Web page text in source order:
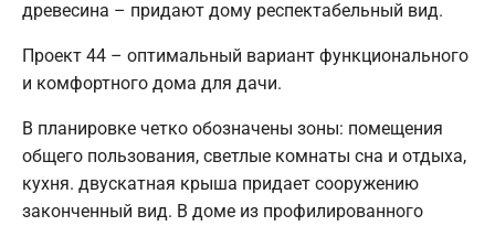
древесина – придают дому респектабельный вид.
Проект 44 – оптимальный вариант функционального
и комфортного дома для дачи.
В планировке четко обозначены зоны: помещения
общего пользования, светлые комнаты сна и отдыха,
кухня. двускатная крыша придает сооружению
законченный вид. В доме из профилированного